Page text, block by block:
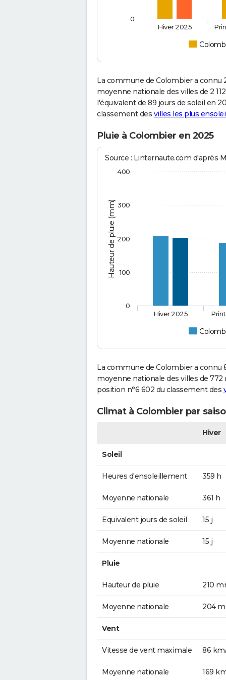
Hiver 2025
0
La commune de Colombier a connu
moyenne nationale des villes de 2
l'équivalent de 89 jours de soleil en
classement des villes les plus
Pluie à Colombier en 2025
Hauteur de pluie (mm)
Source : Linternaute.com d'après
Hiver 2025
0
100
200
300
400
La commune de Colombier a
moyenne nationale des villes de
position n°6 602 du classement des
Climat à Colombier par
Hiver
Soleil
Heures d'ensoleillement 359 h
Moyenne nationale 361 h
Equivalent jours de soleil 15 j
Moyenne nationale 15 j
Pluie
Hauteur de pluie 210
Moyenne nationale 204
Vent
Vitesse de vent maximale 86
Moyenne nationale 169